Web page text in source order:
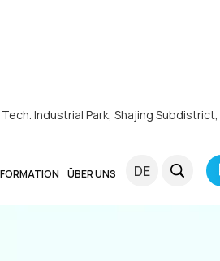
Tech. Industrial Park, Shajing
ÜBER UNS DE